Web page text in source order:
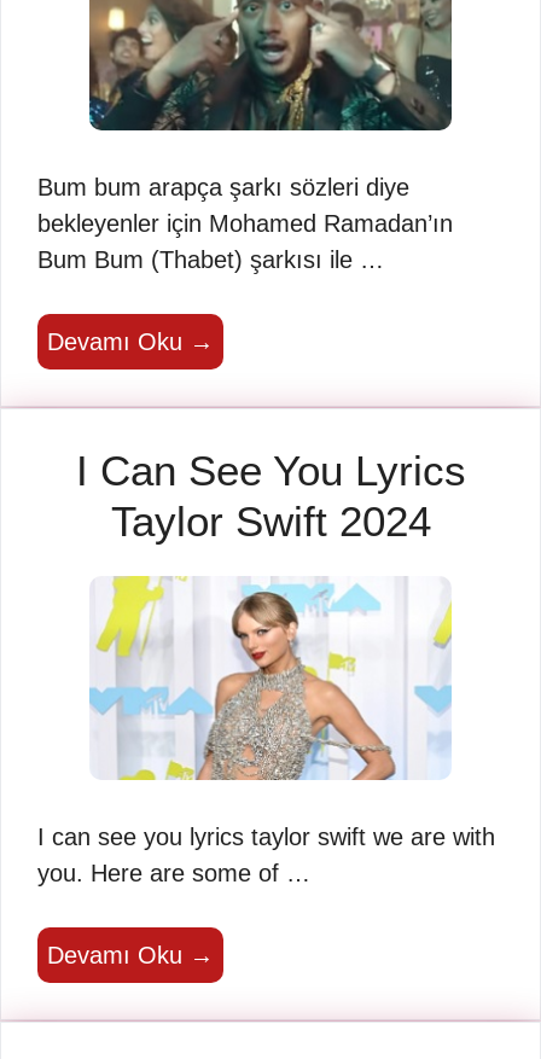
Bum bum arapça şarkı sözleri diye
bekleyenler için Mohamed Ramadan’ın
Bum Bum (Thabet) şarkısı ile …
Devamı Oku →
I Can See You Lyrics
Taylor Swift 2024
I can see you lyrics taylor swift we are with
you. Here are some of …
Devamı Oku →